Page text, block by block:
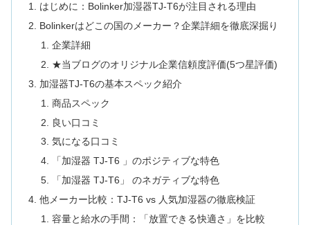
はじめに：Bolinker加湿器TJ-T6が注目される理由
Bolinkerはどこの国のメーカー？企業詳細を徹底深掘り
企業詳細
★当ブログのオリジナル企業信頼度評価(5つ星評価)
加湿器TJ-T6の基本スペック紹介
商品スペック
良い口コミ
気になる口コミ
「加湿器 TJ-T6 」のポジティブな特色
「加湿器 TJ-T6」 のネガティブな特色
他メーカー比較：TJ-T6 vs 人気加湿器の徹底検証
容量と給水の手間：「放置できる快適さ」を比較